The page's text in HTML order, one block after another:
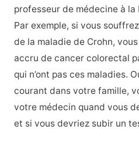
professeur de médecine à
Par exemple, si vous
de la maladie de Crohn,
accru de cancer colorectal
qui n’ont pas ces maladies.
courant dans votre famille,
votre médecin quand vous
et si vous devriez subir un